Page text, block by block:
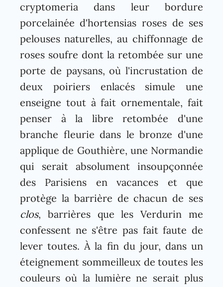
cryptomeria dans leur bordure
porcelainée d'hortensias roses de ses
pelouses naturelles, au chiffonnage de
roses soufre dont la retombée sur une
porte de paysans, où l'incrustation de
deux poiriers enlacés simule une
enseigne tout à fait ornementale, fait
penser à la libre retombée d'une
branche fleurie dans le bronze d'une
applique de Gouthière, une Normandie
qui serait absolument insoupçonnée
des Parisiens en vacances et que
protège la barrière de chacun de ses
clos, barrières que les Verdurin me
confessent ne s'être pas fait faute de
lever toutes. À la fin du jour, dans un
éteignement sommeilleux de toutes les
couleurs où la lumière ne serait plus